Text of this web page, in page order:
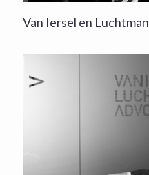
Van Iersel en Luchtman